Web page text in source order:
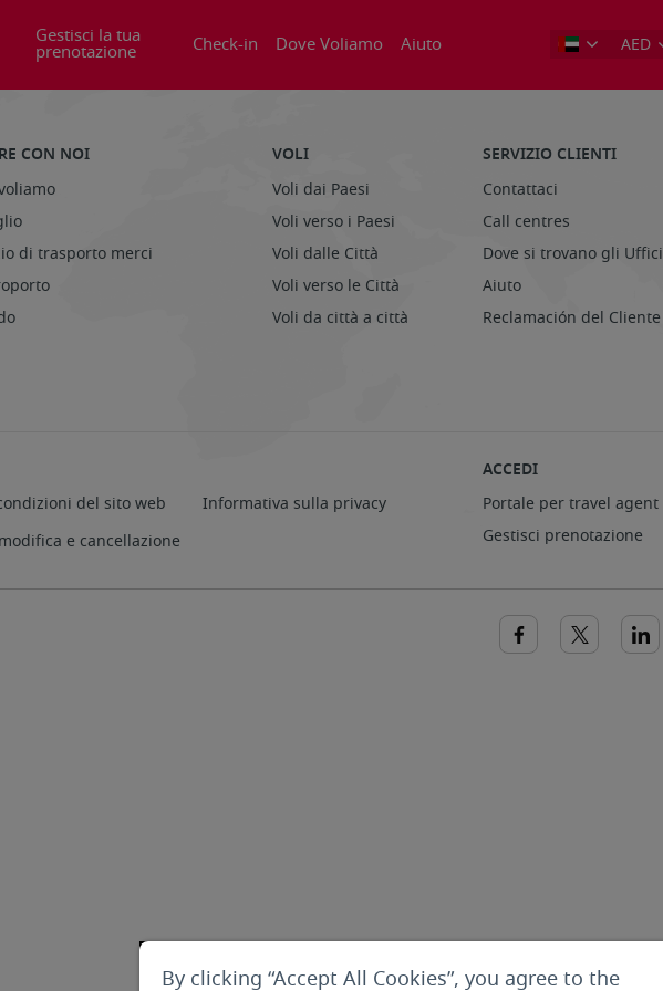
AED
Gestisci la tua
prenotazione Check-in Dove Voliamo Aiuto
CON NOI
di trasporto merci
VOLI
Voli dai Paesi
Voli verso i Paesi
Voli dalle Città
Voli verso le Città
Voli da città a città
SERVIZIO CLIENTI
Contattaci
Call centres
Dove si trovano gli Uffici
Aiuto
Reclamación del Cliente
del sito web
Informativa sulla privacy
e cancellazione
ACCEDI
Portale per travel agent
Gestisci prenotazione
By clicking “Accept All Cookies”, you agree to the